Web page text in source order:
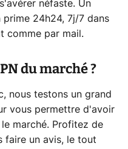
néfaste. Un
24h24, 7j/7 dans
comme par mail.
du marché ?
nous testons un grand
vous permettre d'avoir
marché. Profitez de
faire un avis, le tout